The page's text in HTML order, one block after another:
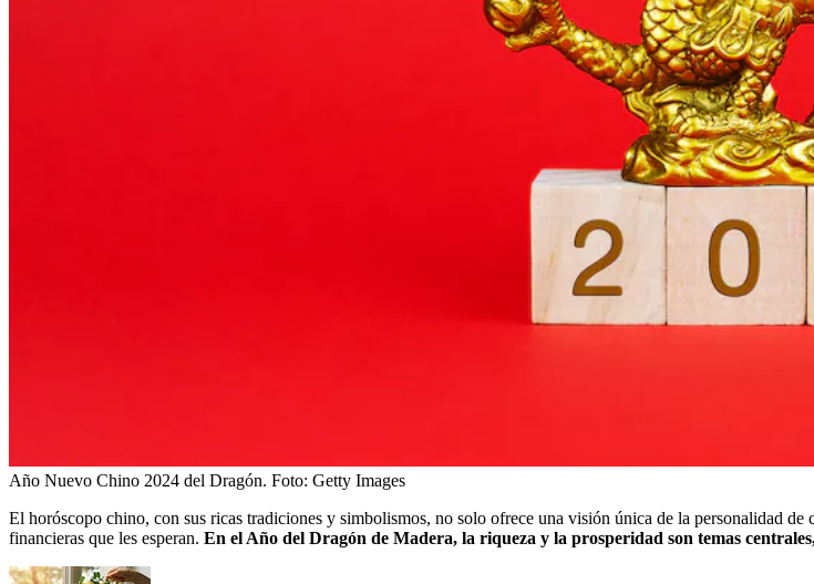
Año Nuevo Chino 2024 del Dragón. Foto: Getty Images
El horóscopo chino, con sus ricas tradiciones y simbolismos, no solo ofrece una visión única de la personalidad
financieras que les esperan. En el Año del Dragón de Madera, la riqueza y la prosperidad son temas